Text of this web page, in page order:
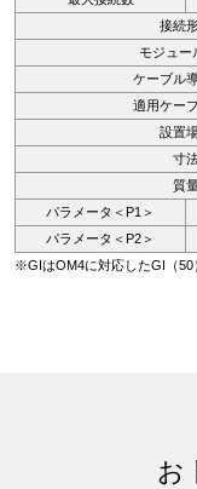
接続
モジュー
ケーブル
適用ケー
設置
寸
質
パラメータ＜P1＞
パラメータ＜P2＞
※GIはOM4に対応したGI（50